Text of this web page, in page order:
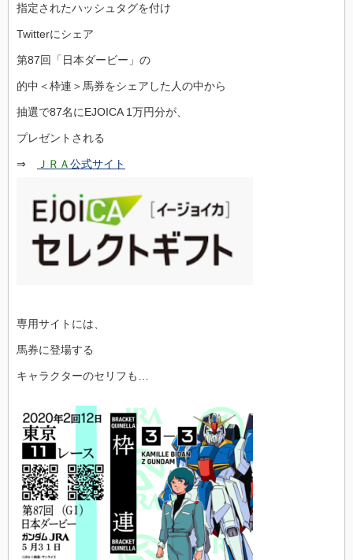
指定されたハッシュタグを付け
Twitterにシェア
第87回「日本ダービー」の
的中＜枠連＞馬券をシェアした人の中から
抽選で87名にEJOICA 1万円分が、
プレゼントされる
⇒ ＪＲＡ公式サイト
専用サイトには、
馬券に登場する
キャラクターのセリフも…